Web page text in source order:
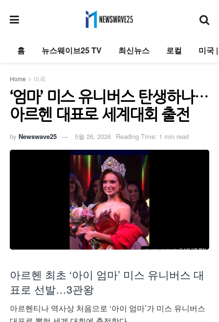
홈 뉴스웨이브25 TV 최신뉴스 로컬 미국
Home 미국
‘엄마’ 미스 유니버스 탄생하나…
아르헨 대표로 세계대회 출전
by Newswave25 5월 26, 2026 Reading Time: 1 min read
아르헨 최초 ‘아이 엄마’ 미스 유니버스 대
표로 선발…3관왕
아르헨티나 역사상 처음으로 ‘아이 엄마’가 미스 유니버스